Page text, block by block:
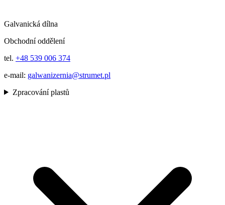
Galvanická dílna
Obchodní oddělení
tel. +48 539 006 374
e-mail: galwanizernia@strumet.pl
Zpracování plastů